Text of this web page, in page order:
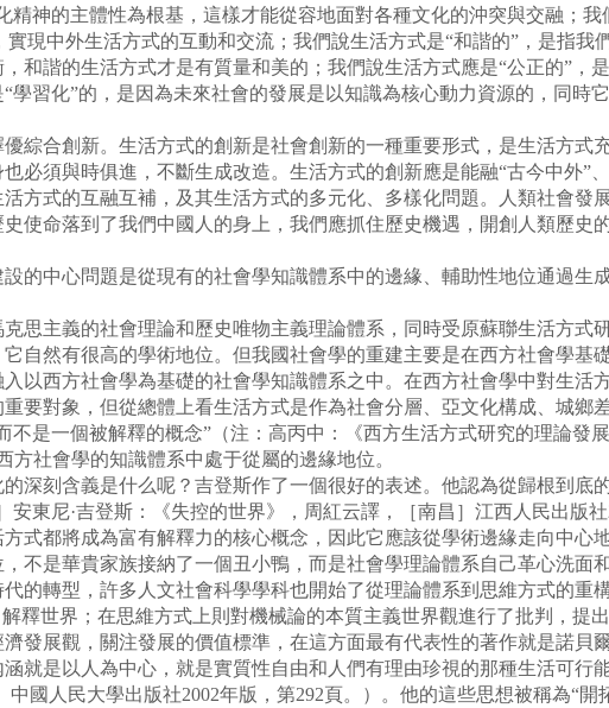
神的主體性為根基，這樣才能從容地面對各種文化的沖突與交融；我
現中外生活方式的互動和交流；我們說生活方式是“和諧的”，是指我
和諧的生活方式才是有質量和美的；我們說生活方式應是“公正的”，
習化”的，是因為未來社會的發展是以知識為核心動力資源的，同時
合創新。生活方式的創新是社會創新的一種重要形式，是生活方式
必須與時俱進，不斷生成改造。生活方式的創新應是能融“古今中外”
方式的互融互補，及其生活方式的多元化、多樣化問題。人類社會發
使命落到了我們中國人的身上，我們應抓住歷史機遇，開創人類歷史的
中心問題是從現有的社會學知識體系中的邊緣、輔助性地位通過生
主義的社會理論和歷史唯物主義理論體系，同時受原蘇聯生活方式
自然有很高的學術地位。但我國社會學的重建主要是在西方社會學基
以西方社會學為基礎的社會學知識體系之中。在西方社會學中對生活
要對象，但從總體上看生活方式是作為社會分層、亞文化構成、城鄉
是一個被解釋的概念”（注：高丙中：《西方生活方式研究的理論發
社會學的知識體系中處于從屬的邊緣地位。
刻含義是什么呢？吉登斯作了一個很好的表述。他認為從歸根到底
東尼·吉登斯：《失控的世界》，周紅云譯，［南昌］江西人民出版社
式都將成為富有解釋力的核心概念，因此它應該從學術邊緣走向中心
不是華貴家族接納了一個丑小鴨，而是社會學理論體系自己革心洗面
轉型，許多人文社會科學學科也開始了從理論體系到思維方式的重
釋世界；在思維方式上則對機械論的本質主義世界觀進行了批判，提
發展觀，關注發展的價值標準，在這方面最有代表性的著作就是諾貝
就是以人為中心，就是實質性自由和人們有理由珍視的那種生活可行
國人民大學出版社2002年版，第292頁。）。他的這些思想被稱為“開